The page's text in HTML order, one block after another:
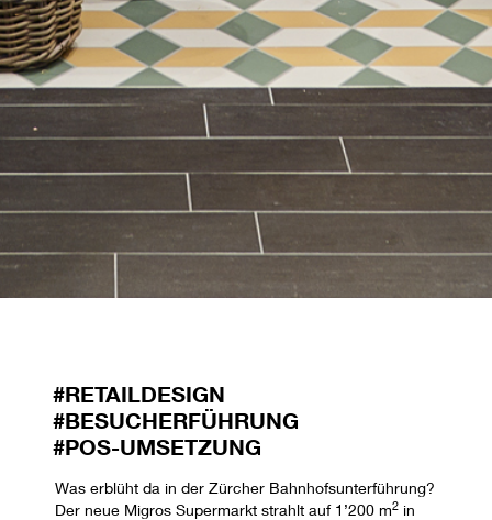
#RETAILDESIGN
#BESUCHERFÜHRUNG
#POS-UMSETZUNG
Was erblüht da in der Zürcher Bahnhofsunterführung?
Der neue Migros Supermarkt strahlt auf 1’200 m2 in